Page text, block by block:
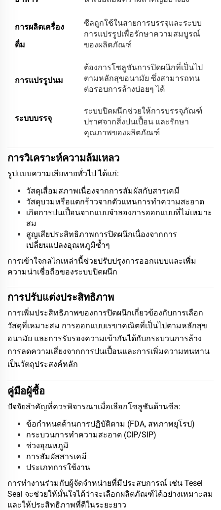
การผลิตเครื่อง
ดื่ม
ซีลถูกใช้ในสายการบรรจุและระบบ
การแปรรูปเพื่อรักษาความสมบูรณ์
ของผลิตภัณฑ์
การแปรรูปนม
ต้องการโซลูชันการปิดผนึกที่เป็นไป
ตามหลักสุขอนามัย ซึ่งสามารถทน
ต่อรอบการล้างบ่อยๆ ได้
ระบบบรรจุ
ระบบปิดผนึกช่วยให้การบรรจุภัณฑ์
ปราศจากสิ่งปนเปื้อน และรักษา
คุณภาพของผลิตภัณฑ์
การวิเคราะห์ความล้มเหลว
รูปแบบความเสียหายทั่วไป ได้แก่:
วัสดุเสื่อมสภาพเนื่องจากการสัมผัสกับสารเคมี
วัสดุบวมหรือแตกร้าวจากตัวแทนการทำความสะอาด
เกิดการปนเปื้อนจากแบบจำลองการออกแบบที่ไม่เหมาะ
สม
สูญเสียประสิทธิภาพการปิดผนึกเนื่องจากการ
เปลี่ยนแปลงอุณหภูมิซ้ำๆ
การเข้าใจกลไกเหล่านี้ช่วยปรับปรุงการออกแบบและเพิ่ม
ความน่าเชื่อถือของระบบปิดผนึก
การปรับแต่งประสิทธิภาพ
การเพิ่มประสิทธิภาพของการปิดผนึกเกี่ยวข้องกับการเลือก
วัสดุที่เหมาะสม การออกแบบเรขาคณิตที่เป็นไปตามหลักสุข
อนามัย และการรับรองความเข้ากันได้กับกระบวนการล้าง
การลดความเสี่ยงจากการปนเปื้อนและการเพิ่มความทนทาน
เป็นวัตถุประสงค์หลัก
คู่มือผู้ซื้อ
ปัจจัยสำคัญที่ควรพิจารณาเมื่อเลือกโซลูชันด้านซีล:
ข้อกำหนดด้านการปฏิบัติตาม (FDA, สหภาพยุโรป)
กระบวนการทำความสะอาด (CIP/SIP)
ช่วงอุณหภูมิ
การสัมผัสสารเคมี
ประเภทการใช้งาน
การทำงานร่วมกับผู้จัดจำหน่ายที่มีประสบการณ์ เช่น Tesel
Seal จะช่วยให้มั่นใจได้ว่าจะเลือกผลิตภัณฑ์ได้อย่างเหมาะสม
และให้ประสิทธิภาพที่ดีในระยะยาว